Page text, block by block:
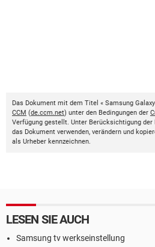
Das Dokument mit dem Titel « Samsung
CCM (de.ccm.net) unter den Bedingungen der
Verfügung gestellt. Unter Berücksichtigung der
das Dokument verwenden, verändern und
als Urheber kennzeichnen.
LESEN SIE AUCH
Samsung tv werkseinstellung